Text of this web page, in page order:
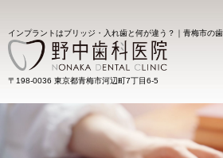
インプラントはブリッジ・入れ歯と何が違う？｜青梅市の
〒198-0036 東京都青梅市河辺町7丁目6-5